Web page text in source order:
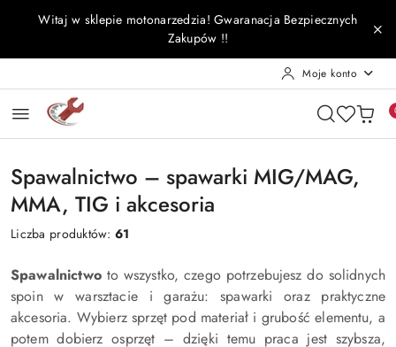
Przejdź do treści głównej
Przejdź do wyszukiwarki
Przejdź do moje konto
Przejdź do menu głównego
Przejdź do stopki
Witaj w sklepie motonarzedzia! Gwaranacja Bezpiecznych
Zakupów !!
Moje konto
Spawalnictwo – spawarki MIG/MAG,
MMA, TIG i akcesoria
Liczba produktów:61
Spawalnictwoto wszystko, czego potrzebujesz do solidnych
spoin w warsztacie i garażu: spawarki oraz praktyczne
akcesoria. Wybierz sprzęt pod materiał i grubość elementu, a
potem dobierz osprzęt – dzięki temu praca jest szybsza,